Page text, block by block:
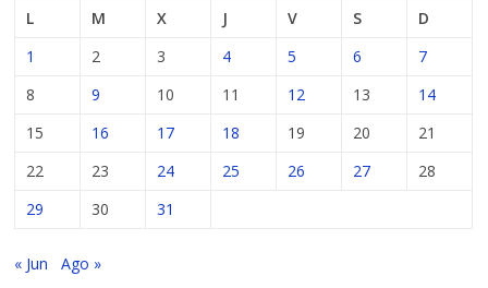
L
M X J V S
D
1
2 3 4 5 6
7
8
9 10 11 12 13
14
15
16 17 18 19 20
21
22
23 24 25 26 27
28
29
30 31
« Jun Ago »